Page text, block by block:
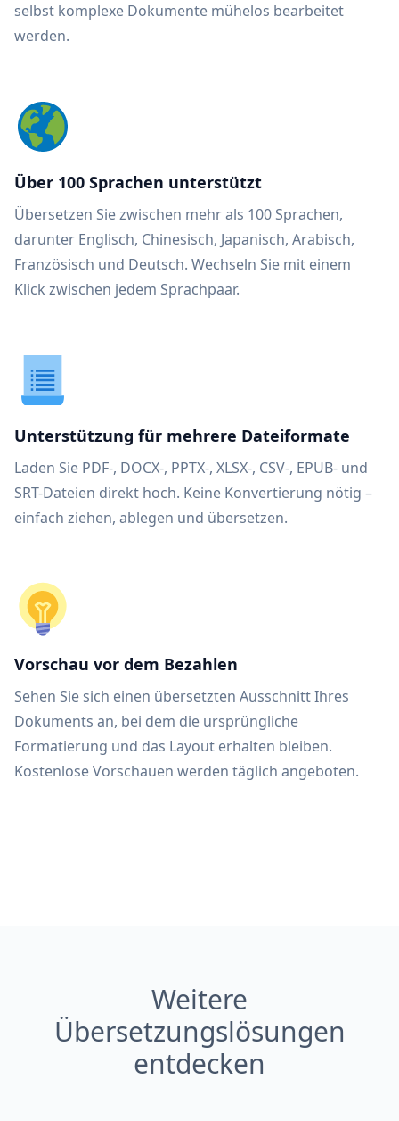
selbst komplexe Dokumente mühelos bearbeitet
werden.
Über 100 Sprachen unterstützt
Übersetzen Sie zwischen mehr als 100 Sprachen,
darunter Englisch, Chinesisch, Japanisch, Arabisch,
Französisch und Deutsch. Wechseln Sie mit einem
Klick zwischen jedem Sprachpaar.
Unterstützung für mehrere Dateiformate
Laden Sie PDF-, DOCX-, PPTX-, XLSX-, CSV-, EPUB- und
SRT-Dateien direkt hoch. Keine Konvertierung nötig –
einfach ziehen, ablegen und übersetzen.
Vorschau vor dem Bezahlen
Sehen Sie sich einen übersetzten Ausschnitt Ihres
Dokuments an, bei dem die ursprüngliche
Formatierung und das Layout erhalten bleiben.
Kostenlose Vorschauen werden täglich angeboten.
Weitere
Übersetzungslösungen
entdecken